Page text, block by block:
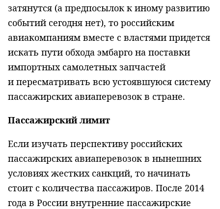
затянутся (а предпосылок к иному развитию
событий сегодня нет), то российским
авиакомпаниям вместе с властями придется
искать пути обхода эмбарго на поставки
импортных самолетных запчастей
и пересматривать всю устоявшуюся систему
пассажирских авиаперевозок в стране.
Пассажирский лимит
Если изучать перспективу российских
пассажирских авиаперевозок в нынешних
условиях жестких санкций, то начинать
стоит с количества пассажиров. После 2014
года в России внутренние пассажирские